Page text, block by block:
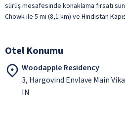
sürüş mesafesinde konaklama fırsatı
Chowk ile 5 mi (8,1 km) ve Hindistan
Otel Konumu
Woodapple Residency
3, Hargovind Envlave Main
IN